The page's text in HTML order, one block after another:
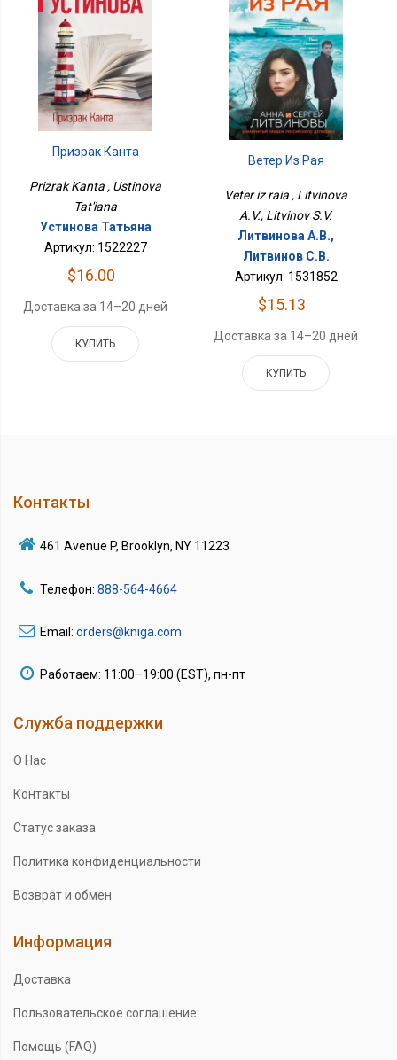
Призрак Канта
Prizrak Kanta , Ustinova
Tat'iana
Устинова Татьяна
Артикул: 1522227
$16.00
Доставка за 14–20 дней
КУПИТЬ
Ветер Из Рая
Veter iz raia , Litvinova
A.V., Litvinov S.V.
Литвинова А.В.,
Литвинов С.В.
Артикул: 1531852
$15.13
Доставка за 14–20 дней
КУПИТЬ
Контакты
461 Avenue P, Brooklyn, NY 11223
Телефон: 888-564-4664
Email: orders@kniga.com
Работаем: 11:00–19:00 (EST), пн-пт
Служба поддержки
О Нас
Контакты
Статус заказа
Политика конфиденциальности
Возврат и обмен
Информация
Доставка
Пользовательское соглашение
Помощь (FAQ)